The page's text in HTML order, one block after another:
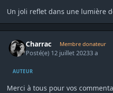
Un joli reflet dans une lumière
Charrac Membre donateur
Posté(e) 12 juillet 20233 a
AUTEUR
Merci à tous pour vos